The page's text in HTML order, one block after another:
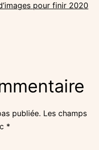
pour finir 2020
publiée. Les champs
*